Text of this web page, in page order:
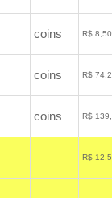
coins R$
coins R$
coins R$
R$